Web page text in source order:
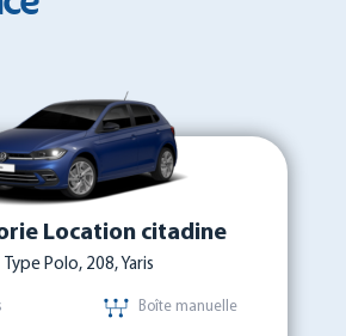
Location citadine
Type Polo, 208, Yaris
Boîte manuelle